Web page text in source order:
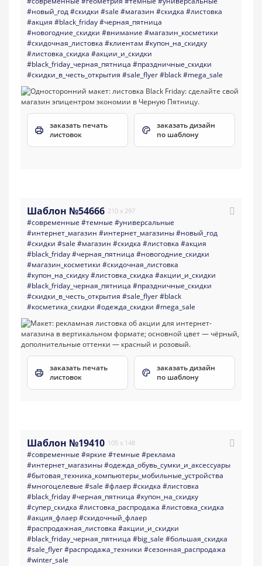
#новый_год#скидки #sale #магазин #скидка #листовка
#акция #black_friday#черная_пятница
#новогодние_скидки #внимание #магазин_косметики
#скидочная_листовка #клиентам #купон_на_скидку
#листовка_скидка #акции_и_скидки
#black_friday_черная_пятница #праздничные_скидки
#скидки_в_честь_открытия #sale_flyer#black#mega_sale
заказать печать
листовок
заказать дизайн
по шаблону
Шаблон №54666 210 x 297
#современные #темные #универсальные
#интернет_магазин #интернет_магазины#новый_год
#скидки #sale #магазин #скидка #листовка #акция
#black_friday#черная_пятница #новогодние_скидки
#магазин_косметики #скидочная_листовка
#купон_на_скидку#листовка_скидка #акции_и_скидки
#black_friday_черная_пятница #праздничные_скидки
#скидки_в_честь_открытия #sale_flyer#black
#косметика_скидки #одежда_скидки #mega_sale
заказать печать
листовок
заказать дизайн
по шаблону
Шаблон №19410 105 x 148
#современные #яркие #темные #реклама
#интернет_магазины#одежда_обувь_сумки_и_аксессуары
#бытовая_техника_компьютеры_мобильные_устройства
#многоцелевые #sale #флаер#скидка #листовка
#black_friday#черная_пятница #купон_на_скидку
#супер_скидка #листовка_распродажа #листовка_скидка
#акция_флаер#скидочный_флаер
#распродажная_листовка #акции_и_скидки
#black_friday_черная_пятница #big_sale #большая_скидка
#sale_flyer#распродажа_техники #сезонная_распродажа
#winter_sale